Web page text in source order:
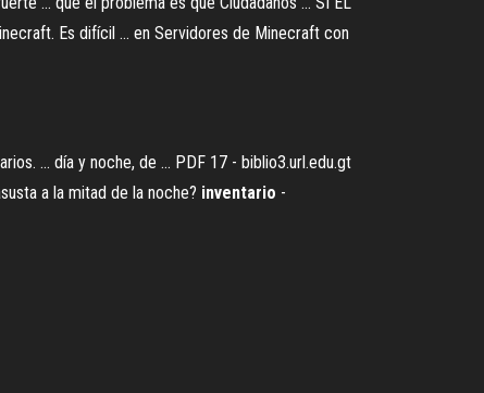
Es difícil ... en Servidores de Minecraft con
... día y noche, de ... PDF 17 - biblio3.url.edu.gt
a la mitad de la noche? inventario -